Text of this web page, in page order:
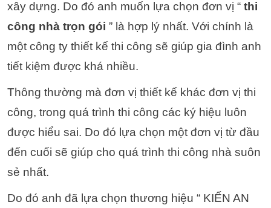
xây dựng. Do đó anh muốn lựa chọn đơn vị “ thi
công nhà trọn gói ” là hợp lý nhất. Với chính là
một công ty thiết kế thi công sẽ giúp gia đình anh
tiết kiệm được khá nhiều.
Thông thường mà đơn vị thiết kế khác đơn vị thi
công, trong quá trình thi công các ký hiệu luôn
được hiểu sai. Do đó lựa chọn một đơn vị từ đầu
đến cuối sẽ giúp cho quá trình thi công nhà suôn
sẻ nhất.
Do đó anh đã lựa chọn thương hiệu “ KIẾN AN